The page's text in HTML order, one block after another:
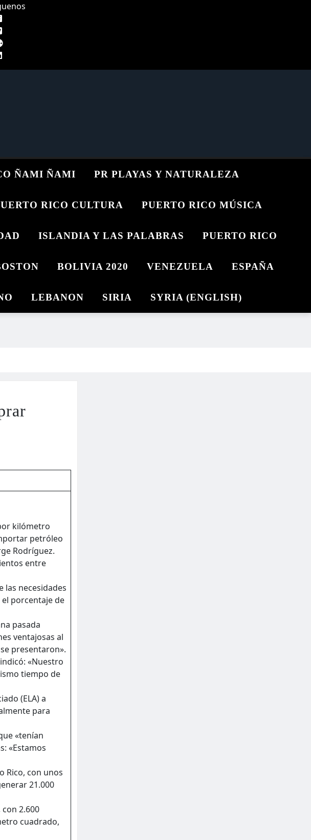
ÑAMI ÑAMI PR PLAYAS Y NATURALEZA
RICO CULTURA PUERTO RICO MÚSICA
ISLANDIA Y LAS PALABRAS PUERTO RICO
BOLIVIA 2020 VENEZUELA ESPAÑA
LEBANON SIRIA SYRIA (ENGLISH)
kilómetro
petróleo
Rodríguez.
entre
las necesidades
porcentaje de
pasada
ventajosas al
presentaron».
«Nuestro
tiempo de
(ELA) a
para
«tenían
«Estamos
Rico, con unos
21.000
2.600
cuadrado,